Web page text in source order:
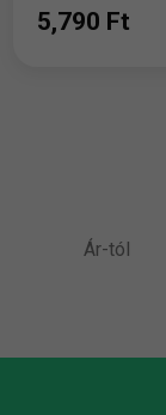
5,790 Ft